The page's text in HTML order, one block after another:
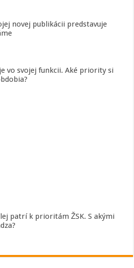
novej publikácii predstavuje
vo svojej funkcii. Aké priority si
patrí k prioritám ŽSK. S akými